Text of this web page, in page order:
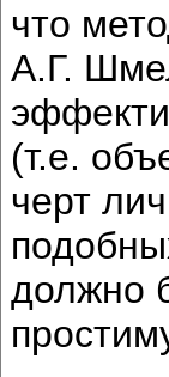
что
А.Г.
(т.е.
черт
должно